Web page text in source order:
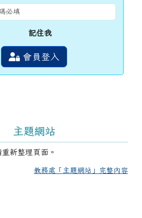
記住我
會員登入
主題網站
新整理頁面。
教務處「主題網站」完整內容